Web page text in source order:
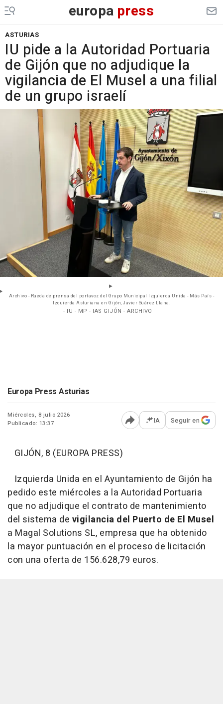
europa press
ASTURIAS
IU pide a la Autoridad Portuaria
de Gijón que no adjudique la
vigilancia de El Musel a una filial
de un grupo israelí
Archivo - Rueda de prensa del portavoz del Grupo Municipal Izquierda Unida - Más País -
Izquierda Asturiana en Gijón, Javier Suárez Llana.
- IU - MP - IAS GIJÓN - ARCHIVO
Europa Press Asturias
Miércoles, 8 julio 2026
Publicado: 13:37
Abrir opciones para
IA Seguir en
GIJÓN, 8 (EUROPA PRESS)
Izquierda Unida en el Ayuntamiento de Gijón ha
pedido este miércoles a la Autoridad Portuaria
que no adjudique el contrato de mantenimiento
del sistema de vigilancia del Puerto de El Musel
a Magal Solutions SL, empresa que ha obtenido
la mayor puntuación en el proceso de licitación
con una oferta de 156.628,79 euros.